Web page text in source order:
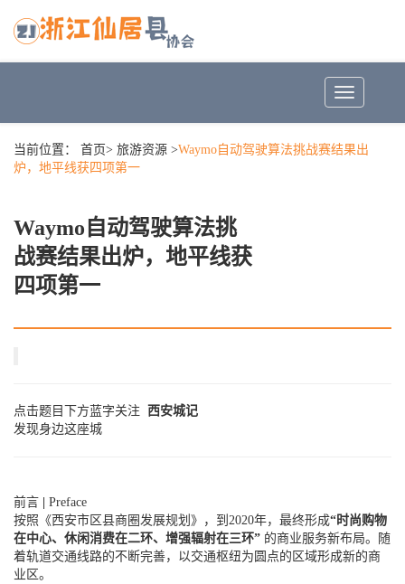
Toggle
navigation
当前位置： 首页> 旅游资源 >Waymo自动驾驶算法挑战赛结果出
炉，地平线获四项第一
Waymo自动驾驶算法挑
战赛结果出炉，地平线获
四项第一
点击题目下方蓝字关注 西安城记
发现身边这座城
前言
Preface
按照《西安市区县商圈发展规划》，到2020年，最终形成“时尚购物
在中心、休闲消费在二环、增强辐射在三环” 的商业服务新布局。随
着轨道交通线路的不断完善，以交通枢纽为圆点的区域形成新的商
业区。